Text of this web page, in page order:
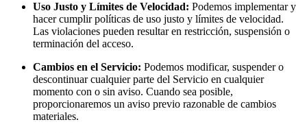
Uso Justo y Límites de Velocidad: Podemos implementar y
hacer cumplir políticas de uso justo y límites de velocidad.
Las violaciones pueden resultar en restricción, suspensión o
terminación del acceso.
Cambios en el Servicio: Podemos modificar, suspender o
descontinuar cualquier parte del Servicio en cualquier
momento con o sin aviso. Cuando sea posible,
proporcionaremos un aviso previo razonable de cambios
materiales.